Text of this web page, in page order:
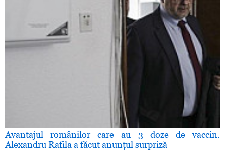
Avantajul românilor care au 3 doze de vaccin.
Alexandru Rafila a făcut anunţul surpriză